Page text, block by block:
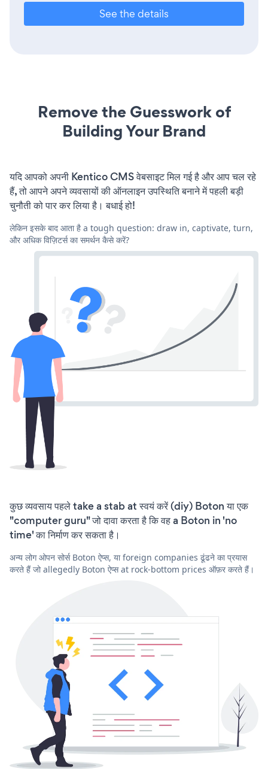
See the details
Remove the Guesswork of
Building Your Brand
यदि आपको अपनी Kentico CMS वेबसाइट मिल गई है और आप चल रहे
हैं, तो आपने अपने व्यवसायों की ऑनलाइन उपस्थिति बनाने में पहली बड़ी
चुनौती को पार कर लिया है। बधाई हो!
लेकिन इसके बाद आता है a tough question: draw in, captivate, turn,
और अधिक विज़िटर्स का समर्थन कैसे करें?
कुछ व्यवसाय पहले take a stab at स्वयं करें (diy) Boton या एक
"computer guru" जो दावा करता है कि वह a Boton in 'no
time' का निर्माण कर सकता है।
अन्य लोग ओपन सोर्स Boton ऐप्स, या foreign companies ढूंढने का प्रयास
करते हैं जो allegedly Boton ऐप्स at rock-bottom prices ऑफ़र करते हैं।